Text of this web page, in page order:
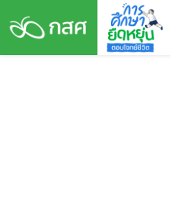
content